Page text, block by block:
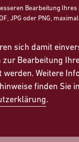
Bearbeitung
JPG oder PNG,
sich damit
zur Bearbeitung
werden. Weitere
finden Sie
.